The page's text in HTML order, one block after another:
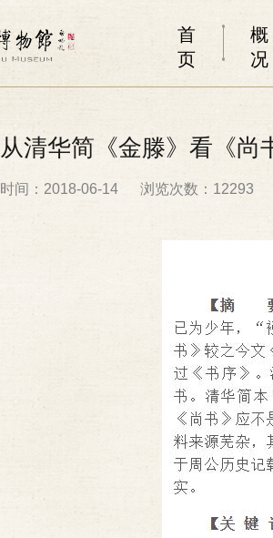
首
页
概
况
从清华简《金滕》看《尚
时间：2018-06-14 浏览次数：12293